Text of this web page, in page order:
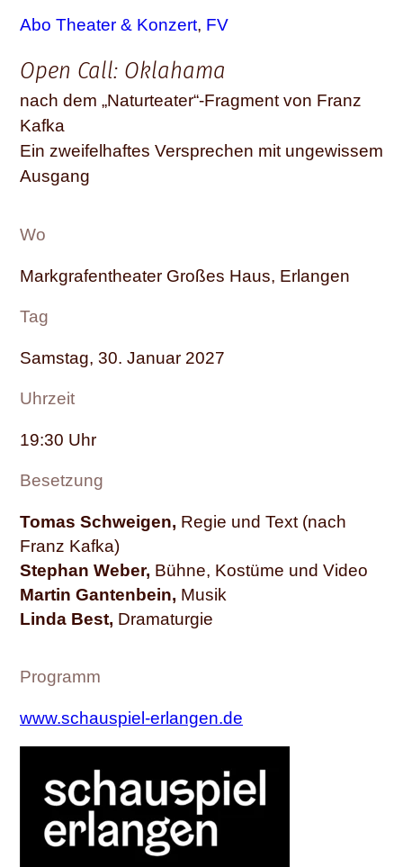
Abo Theater & Konzert, FV
Open Call: Oklahama
nach dem „Naturteater“-Fragment von Franz
Kafka
Ein zweifelhaftes Versprechen mit ungewissem
Ausgang
Wo
Markgrafentheater Großes Haus, Erlangen
Tag
Samstag, 30. Januar 2027
Uhrzeit
19:30
Besetzung
Tomas Schweigen, Regie und Text (nach
Franz Kafka)
Stephan Weber, Bühne, Kostüme und Video
Martin Gantenbein, Musik
Linda Best, Dramaturgie
Programm
www.schauspiel-erlangen.de